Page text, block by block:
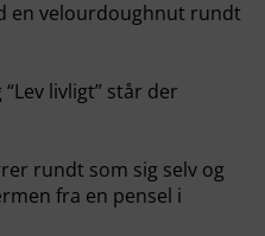
en velourdoughnut rundt
livligt” står der
rundt som sig selv og
fra en pensel i